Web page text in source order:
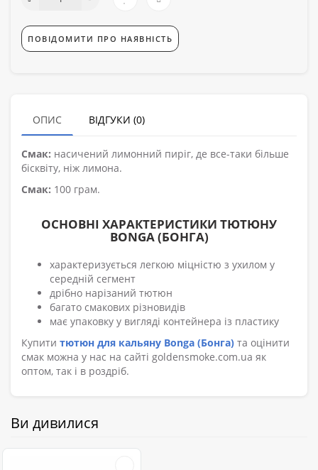
ПОВІДОМИТИ ПРО НАЯВНІСТЬ
ОПИС ВІДГУКИ (0)
Смак: насичений лимонний пиріг, де все-таки більше
бісквіту, ніж лимона.
Смак: 100 грам.
ОСНОВНІ ХАРАКТЕРИСТИКИ ТЮТЮНУ
BONGA (БОНГА)
характеризується легкою міцністю з ухилом у
середній сегмент
дрібно нарізаний тютюн
багато смакових різновидів
має упаковку у вигляді контейнера із пластику
Купити тютюн для кальяну Bonga (Бонга) та оцінити
смак можна у нас на сайті goldensmoke.com.ua як
оптом, так і в роздріб.
Ви дивилися